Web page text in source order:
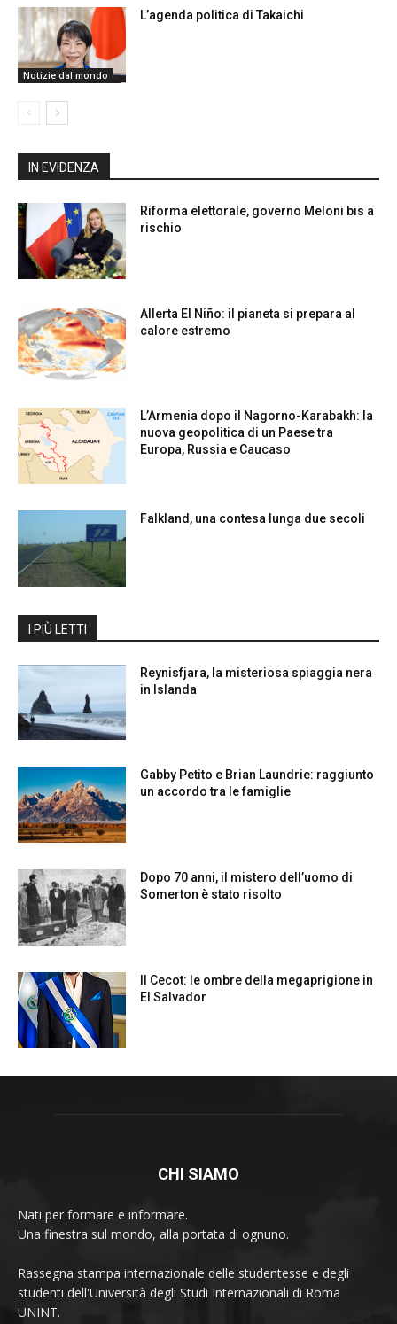
CHI SIAMO
Nati per formare e informare.
Una finestra sul mondo, alla portata di ognuno.
Rassegna stampa internazionale delle studentesse e degli
studenti dell'Università degli Studi Internazionali di Roma
UNINT.